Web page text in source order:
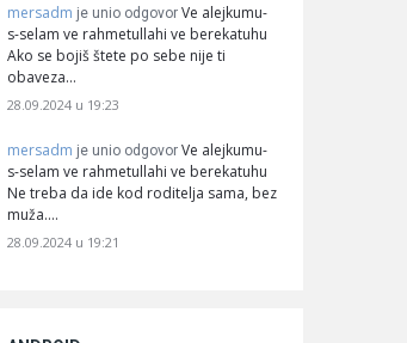
mersadm je unio odgovor Ve alejkumu-
s-selam ve rahmetullahi ve berekatuhu
Ako se bojiš štete po sebe nije ti
obaveza…
28.09.2024 u 19:23
mersadm je unio odgovor Ve alejkumu-
s-selam ve rahmetullahi ve berekatuhu
Ne treba da ide kod roditelja sama, bez
muža.…
28.09.2024 u 19:21